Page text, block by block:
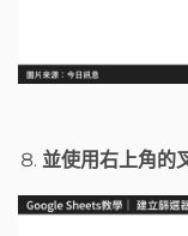
並使用右上角的